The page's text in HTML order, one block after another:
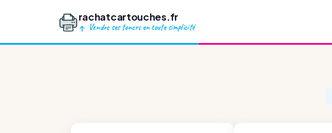
rachatcartouches.fr
Vendre ses toners en toute simplicité